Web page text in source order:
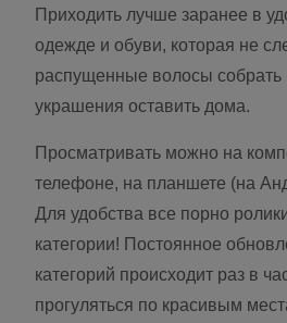
Приходить лучше заранее в
одежде и обуви, которая не
распущенные волосы собрать
украшения оставить дома.
Просматривать можно на
телефоне, на планшете (на
Для удобства все порно
категории! Постоянное
категорий происходит раз в
прогуляться по красивым